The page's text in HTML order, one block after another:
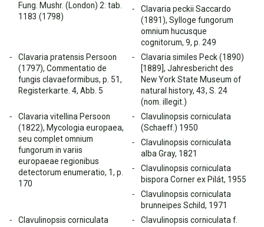
Fung. Mushr. (London) 2: tab.
1183 (1798)
Clavaria peckii Saccardo
(1891), Sylloge fungorum
omnium hucusque
cognitorum, 9, p. 249
Clavaria pratensis Persoon
(1797), Commentatio de
fungis clavaeformibus, p. 51,
Registerkarte. 4, Abb. 5
Clavaria similes Peck (1890)
[1889], Jahresbericht des
New York State Museum of
natural history, 43, S. 24
(nom. illegit.)
Clavaria vitellina Persoon
(1822), Mycologia europaea,
seu complet omnium
fungorum in variis
europaeae regionibus
detectorum enumeratio, 1, p.
170
Clavulinopsis corniculata
(Schaeff.) 1950
Clavulinopsis corniculata
alba Gray, 1821
Clavulinopsis corniculata
bispora Corner ex Pilát, 1955
Clavulinopsis corniculata
brunneipes Schild, 1971
Clavulinopsis corniculata
Clavulinopsis corniculata f.